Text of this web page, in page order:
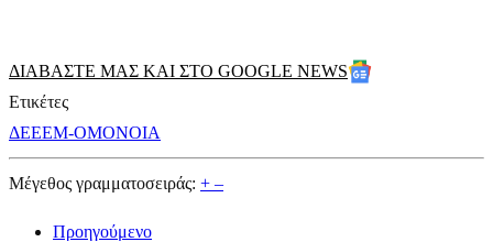
ΔΙΑΒΑΣΤΕ ΜΑΣ ΚΑΙ ΣΤΟ GOOGLE NEWS
Ετικέτες
ΔΕΕΕΜ-ΟΜΟΝΟΙΑ
Μέγεθος γραμματοσειράς: + –
Προηγούμενο